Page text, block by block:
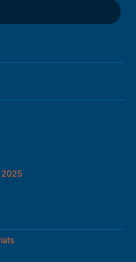
2025